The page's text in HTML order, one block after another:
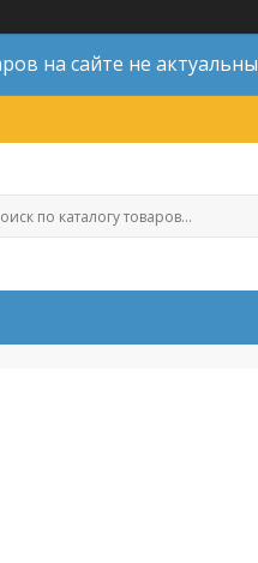
на сайте не актуальны